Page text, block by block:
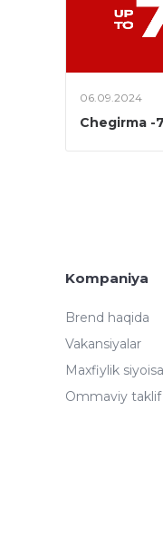
06.09.2024
Chegirma -
Kompaniya
Brend haqida
Vakansiyalar
Maxfiylik
Ommaviy taklif